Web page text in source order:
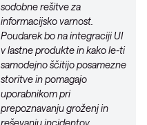
sodobne rešitve za
informacijsko varnost.
Poudarek bo na integraciji UI
v lastne produkte in kako le-ti
samodejno ščitijo posamezne
storitve in pomagajo
uporabnikom pri
prepoznavanju groženj in
reševanju incidentov.